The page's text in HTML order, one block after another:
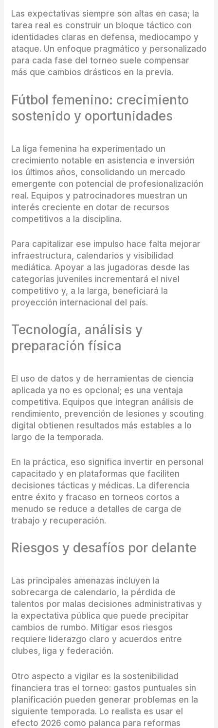
Las expectativas siempre son altas en casa; la
tarea real es construir un bloque táctico con
identidades claras en defensa, mediocampo y
ataque. Un enfoque pragmático y personalizado
para cada fase del torneo suele compensar
más que cambios drásticos en la previa.
Fútbol femenino: crecimiento
sostenido y oportunidades
La liga femenina ha experimentado un
crecimiento notable en asistencia e inversión
los últimos años, consolidando un mercado
emergente con potencial de profesionalización
real. Equipos y patrocinadores muestran un
interés creciente en dotar de recursos
competitivos a la disciplina.
Para capitalizar ese impulso hace falta mejorar
infraestructura, calendarios y visibilidad
mediática. Apoyar a las jugadoras desde las
categorías juveniles incrementará el nivel
competitivo y, a la larga, beneficiará la
proyección internacional del país.
Tecnología, análisis y
preparación física
El uso de datos y de herramientas de ciencia
aplicada ya no es opcional; es una ventaja
competitiva. Equipos que integran análisis de
rendimiento, prevención de lesiones y scouting
digital obtienen resultados más estables a lo
largo de la temporada.
En la práctica, eso significa invertir en personal
capacitado y en plataformas que faciliten
decisiones tácticas y médicas. La diferencia
entre éxito y fracaso en torneos cortos a
menudo se reduce a detalles de carga de
trabajo y recuperación.
Riesgos y desafíos por delante
Las principales amenazas incluyen la
sobrecarga de calendario, la pérdida de
talentos por malas decisiones administrativas y
la expectativa pública que puede precipitar
cambios de rumbo. Mitigar esos riesgos
requiere liderazgo claro y acuerdos entre
clubes, liga y federación.
Otro aspecto a vigilar es la sostenibilidad
financiera tras el torneo: gastos puntuales sin
planificación pueden generar problemas en la
siguiente temporada. Lo realista es usar el
efecto 2026 como palanca para reformas